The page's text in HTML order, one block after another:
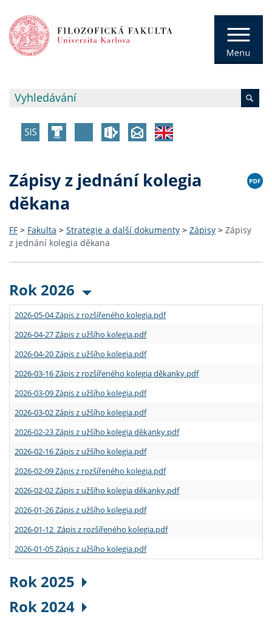
Zápisy z jednání kolegia
děkana
FF > Fakulta > Strategie a další dokumenty > Zápisy > Zápisy
z jednání kolegia děkana
Rok 2026
2026-05-04 Zápis z rozšířeného kolegia.pdf
2026-04-27 Zápis z užšího kolegia.pdf
2026-04-20 Zápis z užšího kolegia.pdf
2026-03-16 Zápis z rozšířeného kolegia děkanky.pdf
2026-03-09 Zápis z užšího kolegia.pdf
2026-03-02 Zápis z užšího kolegia.pdf
2026-02-23 Zápis z užšího kolegia děkanky.pdf
2026-02-16 Zápis z užšího kolegia.pdf
2026-02-09 Zápis z rozšířeného kolegia.pdf
2026-02-02 Zápis z užšího kolegia děkanky.pdf
2026-01-26 Zápis z užšího kolegia.pdf
2026-01-12 Zápis z rozšířeného kolegia.pdf
2026-01-05 Zápis z užšího kolegia.pdf
Rok 2025
Rok 2024